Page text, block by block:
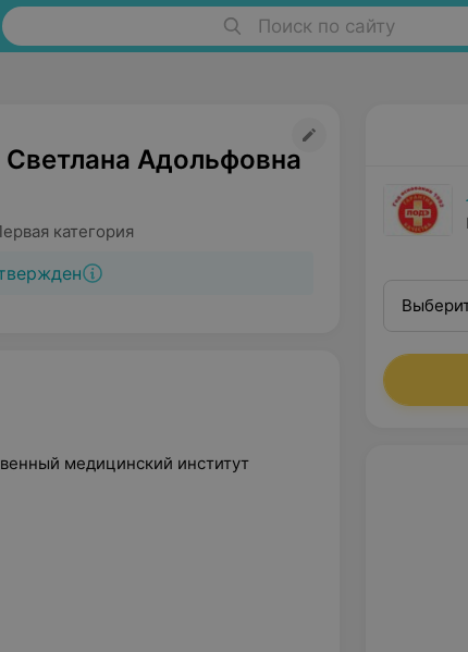
Поиск по сайту
Адольфовна
категория
медицинский институт